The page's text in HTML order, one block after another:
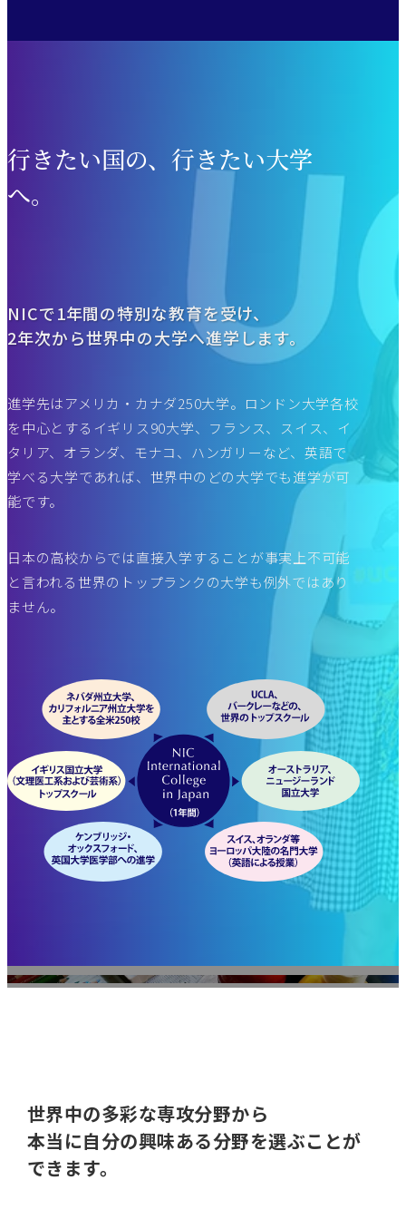
⾏きたい国の、 ⾏きたい大学
へ。
NICで1年間の特別な教育を受け、
2年次から世界中の大学へ進学します。
進学先はアメリカ・カナダ250大学。ロンドン大学各校
を中心とするイギリス90大学、フランス、スイス、イ
タリア、オランダ、モナコ、ハンガリーなど、英語で
学べる大学であれば、世界中のどの大学でも進学が可
能です。
日本の高校からでは直接⼊学することが事実上不可能
と⾔われる世界のトップランクの大学も例外ではあり
ません。
海外⼤学で最新の学問
世界中の多彩な専攻分野から
本当に⾃分の興味ある分野を選ぶことが
できます。